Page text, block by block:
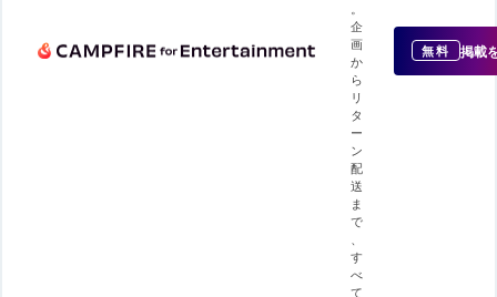
企
画
か
ら
リ
タ
ー
ン
配
送
ま
で
す
べ
て
無料 掲載